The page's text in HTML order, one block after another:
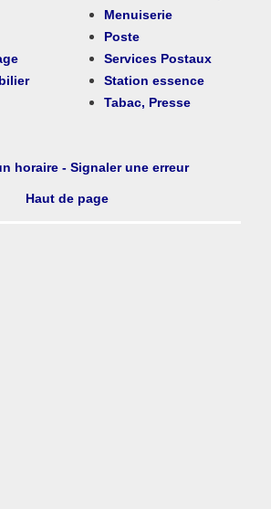
Menuiserie
Poste
Services Postaux
Station essence
Tabac, Presse
horaire - Signaler une erreur
Haut de page